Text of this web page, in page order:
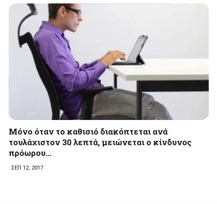
Μόνο όταν το καθισιό διακόπτεται ανά
τουλάχιστον 30 λεπτά, μειώνεται ο κίνδυνος
πρόωρου…
ΣΕΠ 12, 2017